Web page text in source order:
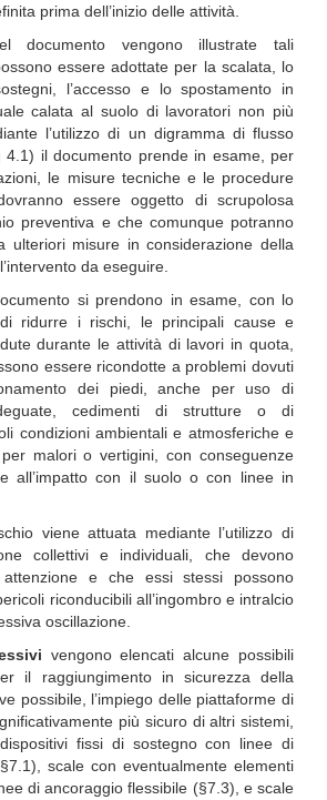
prima dell’inizio delle attività.
documento vengono illustrate tali
essere adottate per la scalata, lo
l’accesso e lo spostamento in
calata al suolo di lavoratori non più
l’utilizzo di un digramma di flusso
4.1) il documento prende in esame, per
le misure tecniche e le procedure
essere oggetto di scrupolosa
preventiva e che comunque potranno
ulteriori misure in considerazione della
da eseguire.
si prendono in esame, con lo
ridurre i rischi, le principali cause e
durante le attività di lavori in quota,
essere ricondotte a problemi dovuti
dei piedi, anche per uso di
cedimenti di strutture o di
condizioni ambientali e atmosferiche e
malori o vertigini, con conseguenze
all’impatto con il suolo o con linee in
viene attuata mediante l’utilizzo di
collettivi e individuali, che devono
e che essi stessi possono
riconducibili all’ingombro e intralcio
oscillazione.
vengono elencati alcune possibili
il raggiungimento in sicurezza della
possibile, l’impiego delle piattaforme di
più sicuro di altri sistemi,
fissi di sostegno con linee di
scale con eventualmente elementi
di ancoraggio flessibile (§7.3), e scale